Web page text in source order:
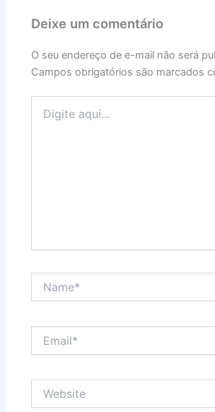
Deixe um comentário
O seu endereço de e-mail não será
Campos obrigatórios são marcados
aqui...